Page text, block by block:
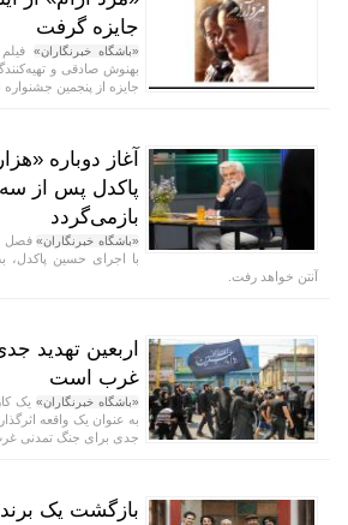
جایزه گرفت
«باشگاه خبرنگاران»
بهنوش صادقی و
جایزه از پنجمین جشنواره
آغاز دوباره
پاکدل پس از سه
بازمی‌گردد
«باشگاه خبرنگاران»فصل
با اجرای حسین پاکدل،
آنتن خواهد رفت.
اربعین تهدید
غرب است
«باشگاه خبرنگاران» یک
به عنوان یک واقعه
جدی برای جنگ تمدنی
بازگشت یک برند